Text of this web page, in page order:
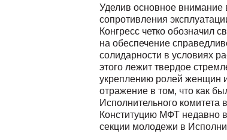
Уделив основное
сопротивления
Конгресс четко обозначил
на обеспечение
солидарности в условиях
этого лежит твердое
укреплению ролей женщин
отражение в том, что как
Исполнительного
Конституцию МФТ недавно
секции молодежи в